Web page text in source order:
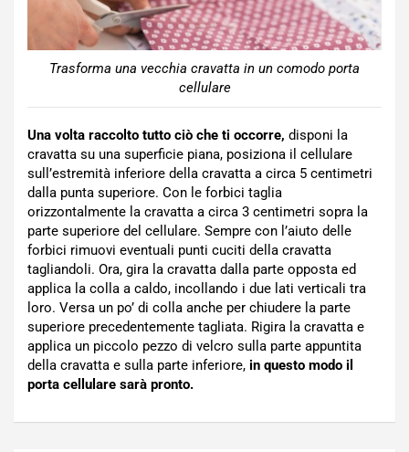
Trasforma una vecchia cravatta in un comodo porta
cellulare
Una volta raccolto tutto ciò che ti occorre, disponi la
cravatta su una superficie piana, posiziona il cellulare
sull’estremità inferiore della cravatta a circa 5 centimetri
dalla punta superiore. Con le forbici taglia
orizzontalmente la cravatta a circa 3 centimetri sopra la
parte superiore del cellulare. Sempre con l’aiuto delle
forbici rimuovi eventuali punti cuciti della cravatta
tagliandoli. Ora, gira la cravatta dalla parte opposta ed
applica la colla a caldo, incollando i due lati verticali tra
loro. Versa un po’ di colla anche per chiudere la parte
superiore precedentemente tagliata. Rigira la cravatta e
applica un piccolo pezzo di velcro sulla parte appuntita
della cravatta e sulla parte inferiore, in questo modo il
porta cellulare sarà pronto.